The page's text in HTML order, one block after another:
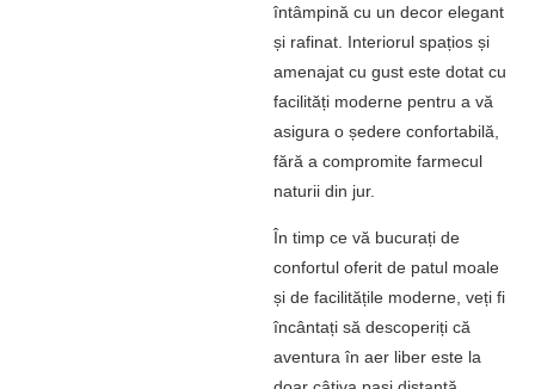
întâmpină cu un decor elegant
și rafinat. Interiorul spațios și
amenajat cu gust este dotat cu
facilități moderne pentru a vă
asigura o ședere confortabilă,
fără a compromite farmecul
naturii din jur.
În timp ce vă bucurați de
confortul oferit de patul moale
și de facilitățile moderne, veți fi
încântați să descoperiți că
aventura în aer liber este la